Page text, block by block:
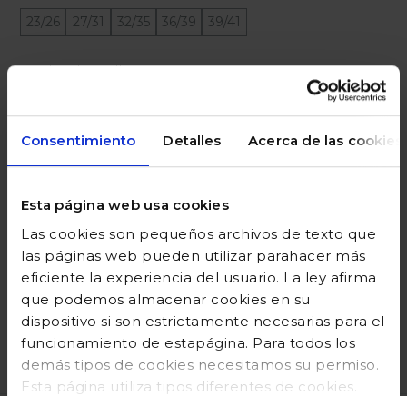
Consentimiento Detalles Acerca de las cookies
Esta página web usa cookies
Las cookies son pequeños archivos de texto que
las páginas web pueden utilizar parahacer más
eficiente la experiencia del usuario. La ley afirma
que podemos almacenar cookies en su
dispositivo si son estrictamente necesarias para el
funcionamiento de estapágina. Para todos los
demás tipos de cookies necesitamos su permiso.
Esta página utiliza tipos diferentes de cookies.
23/26 27/31 32/35 36/39 39/41
Ayuda sobre tallas
Añadir a la cesta
DESCRIPCIÓN
COMPOSICIÓN
DEVOLUCIONES